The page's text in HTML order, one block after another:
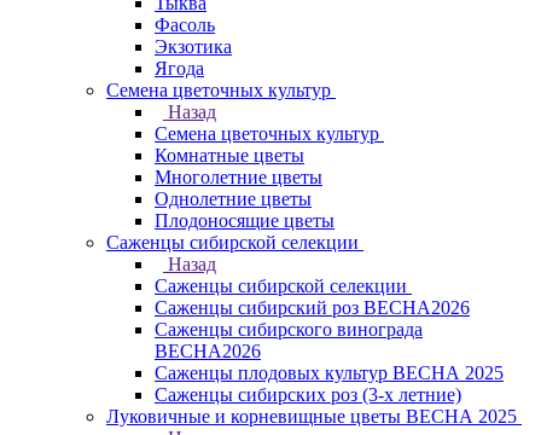
Фасоль
Экзотика
Ягода
Семена цветочных культур
Назад
Семена цветочных культур
Комнатные цветы
Многолетние цветы
Однолетние цветы
Плодоносящие цветы
Саженцы сибирской селекции
Назад
Саженцы сибирской селекции
Саженцы сибирский роз ВЕСНА2026
Саженцы сибирского винограда
ВЕСНА2026
Саженцы плодовых культур ВЕСНА 2025
Саженцы сибирских роз (3-х летние)
Луковичные и корневищные цветы ВЕСНА 2025